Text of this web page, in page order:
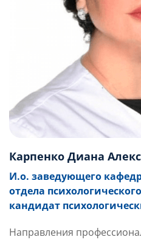
Карпенко Диана
И.о. заведующего
отдела
кандидат
Направления